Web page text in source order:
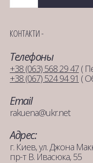
КОНТАКТИ -
Телефоны
+38 (063) 568 29 47 (
+38 (067) 524 94 91 (
Email
rakuena@ukr.net
Адрес:
г. Киев, ул. Джона
пр-т В. Ивасюка, 55